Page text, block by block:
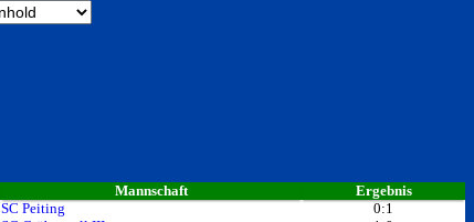
Mannschaft
Ergebnis
SC Peiting
0:1